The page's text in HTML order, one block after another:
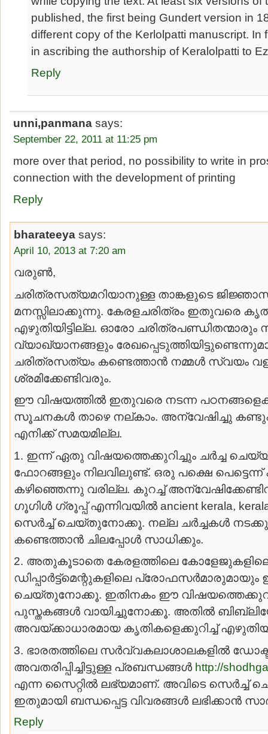
published, the first being Gundert version in
different copy of the Kerlolpatti manuscript. In
in ascribing the authorship of Keralolpatti to
Reply
unni,panmana says:
September 22, 2011 at 11:25 pm
more over that period, no possibility to write in
connection with the development of printing
Reply
bharateeya says:
April 10, 2013 at 7:20 am
വരുണ്‍,
ചരിത്രസത്യമറിയാനുള്ള താങ്കളുടെ
മനസ്സിലാക്കുന്നു. കേരളചരിത്രം ഇതുവരെ
എഴുതിയിട്ടില്ല. ഓരോ ചരിത്രപണ്ഡിതന്മാരും
വ്യാഖ്യാനങ്ങളും
ചരിത്രസത്യം കണ്ടെത്താന്‍ നമ്മള്‍ സ്വയം
ശ്രമിക്കേണ്ടിവരും.
ഈ വിഷയത്തില്‍ ഇതുവരെ നടന്ന
സൂചനകള്‍ താഴെ നല്കാം. അന്വേഷിച്ചു
എനിക്ക് സമയമില്ല.
1. ഇന്ന് ഏതു വിഷയത്തെക്കുറിച്ചും ചര്‍ച്ച
ഫോറങ്ങളും നിലവിലുണ്ട്. ഒരു പക്ഷെ
കഴിഞ്ഞെന്നു വരില്ല. കുറച്ച്
ഗൂഗിള്‍ ഗ്രൂപ്പ് എന്നിവയില്‍ ancient kerala,
സെര്‍ച്ച് ചെയ്തുനോക്കൂ. നല്ല ചര്‍ച്ചകള്‍
കണ്ടെത്താന്‍ ചിലപ്പോള്‍ സാധിക്കും.
2. അതുകൂടാതെ കേരളത്തിലെ
ഡിപ്പാര്‍ട്ട്മെന്റുകളിലെ പ്രോഫസര്‍മാരുമായും
ചെയ്തുനോക്കൂ. ഇതിനകം ഈ
പുസ്തകങ്ങള്‍ വായിച്ചുനോക്കൂ. അതില്‍
അവയ്ക്കാധാരമായ കൃതികളെക്കുറിച്ച്
3. ഭാരതത്തിലെ സര്‍വ്വകലാശാലകളില്‍
അവതരിപ്പിച്ചിട്ടുള്ള പ്രബന്ധങ്ങള്‍ http://
എന്ന സൈറ്റില്‍ ലഭ്യമാണ്. അവിടെ സെര്‍ച്ച്
ഇതുമായി ബന്ധപ്പെട്ട വിവരങ്ങള്‍ ലഭിക്കാന്‍
Reply